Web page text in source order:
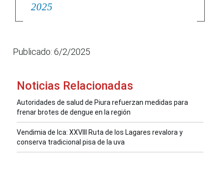
2025
Publicado: 6/2/2025
Noticias Relacionadas
Autoridades de salud de Piura refuerzan medidas para
frenar brotes de dengue en la región
Vendimia de Ica: XXVIII Ruta de los Lagares revalora y
conserva tradicional pisa de la uva